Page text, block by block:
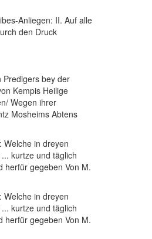
Anliegen: II. Auf alle
den Druck
Predigers bey der
Kempis Heilige
Wegen ihrer
Mosheims Abtens
Welche in dreyen
kurtze und täglich
herfür gegeben Von M.
Welche in dreyen
kurtze und täglich
herfür gegeben Von M.